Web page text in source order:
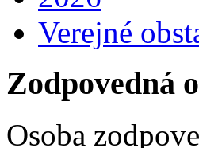
Verejné
Zodpovedná
Osoba